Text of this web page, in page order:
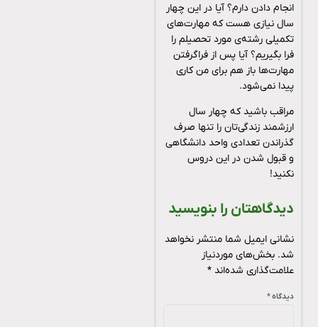
انجام دادن دارم؟ آيا در این چهار
سال نیازی هست که مهارت‌های
تکمیلی رشته‌ی مورد تحصیلم را
فرا بگیریم؟ آیا پس از فراگرفتن
مهارت‌ها باز هم برای من کاری
پیدا نمی‌شود.
مراقب باشید که چهار سال
ارزشمند زندگی‌تان را تنها صرف
گذراندن تعدادی واحد دانشگاهی
و قبول شدن در این دروس
نکنید!
دیدگاهتان را بنویسید
نشانی ایمیل شما منتشر نخواهد
بخش‌های موردنیاز
علامت‌گذاری شده‌اند*
دیدگاه*